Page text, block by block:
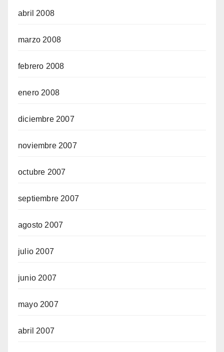
abril 2008
marzo 2008
febrero 2008
enero 2008
diciembre 2007
noviembre 2007
octubre 2007
septiembre 2007
agosto 2007
julio 2007
junio 2007
mayo 2007
abril 2007